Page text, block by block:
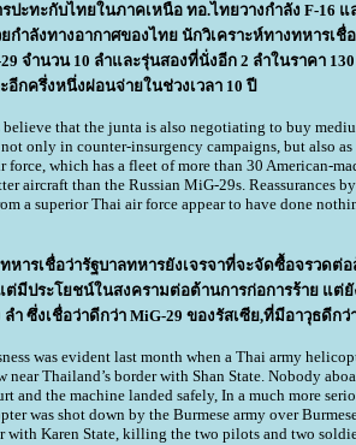
รปะทะกับไทยในภาคเหนือ ทอ.ไทยวางกำลัง F-16
กำลังทางอากาศของไทย นักวิเคราะห์ทางทหารเชื่
จำนวน 10 ลำและรุ่นสองที่นั่งอีก 2 ลำในราคา
กครึ่งหนึ่งผ่อนจ่ายในช่วงเวลา 10 ปี
believe that the junta is also negotiating to buy
only in counter-insurgency campaigns, but also as
force, which has a fleet of more than 30 American-
aircraft than the Russian MiG-29s. Reassurances
a superior Thai air force appear to have done
หารเชื่อว่ารัฐบาลทหารยังเจรจาที่จะจัดซื้อจรวดต่
ต่มีประโยชน์ในสงครามต่อต้านการก่อการร้าย แต่
ลำ ซึ่งเชื่อว่าดีกว่า MiG-29 ของรัสเซีย,ที่มีอาวุธดีกว่
was evident last month when a Thai army
near Thailand’s border with Shan State. Nobody
and the machine landed safely, In a much more
was shot down by the Burmese army over
with Karen State, killing the two pilots and two